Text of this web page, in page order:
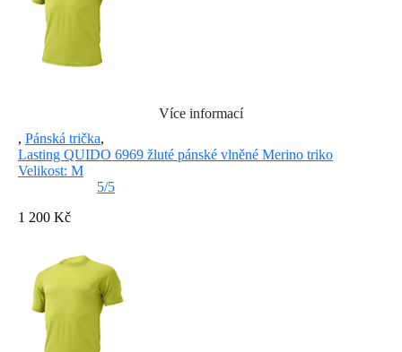
Více informací
, Pánská trička,
Lasting QUIDO 6969 žluté pánské vlněné Merino triko
Velikost: M
5/5
1 200 Kč